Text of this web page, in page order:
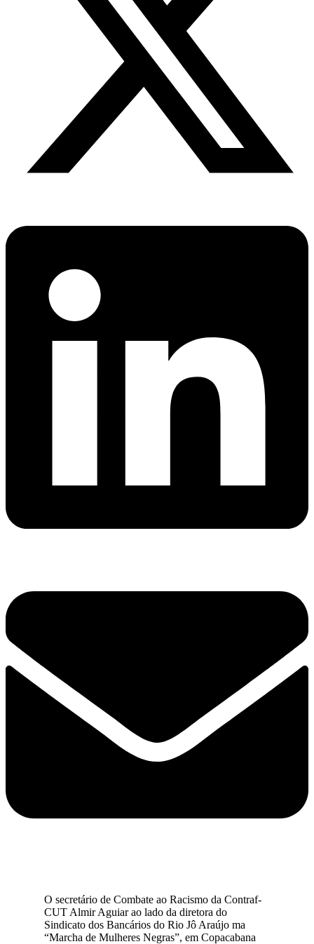
O secretário de Combate ao Racismo da Contraf-
CUT Almir Aguiar ao lado da diretora do
Sindicato dos Bancários do Rio Jô Araújo ma
“Marcha de Mulheres Negras”, em Copacabana